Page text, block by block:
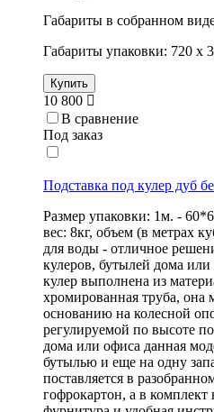
Габариты в собранном
Габариты упаковки: 720 х
Купить
10 800
В сравнение
Под заказ
Подставка под кулер дуб
Размер упаковки: 1м. -
вес: 8кг, объем (в метрах
для воды - отличное
кулеров, бутылей дома
кулер выполнена из
хромированная труба, она
основанию на колесной
регулируемой по высоте
дома или офиса данная
бутылью и еще на одну
поставляется в
гофрокартон, а в комплект